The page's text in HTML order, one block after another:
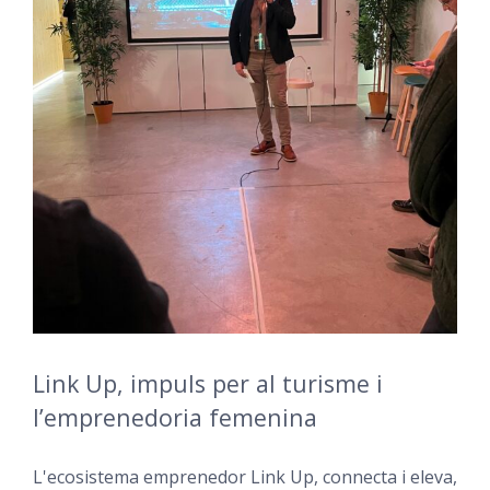
Link Up, impuls per al turisme i
l’emprenedoria femenina
L'ecosistema emprenedor Link Up, connecta i eleva,